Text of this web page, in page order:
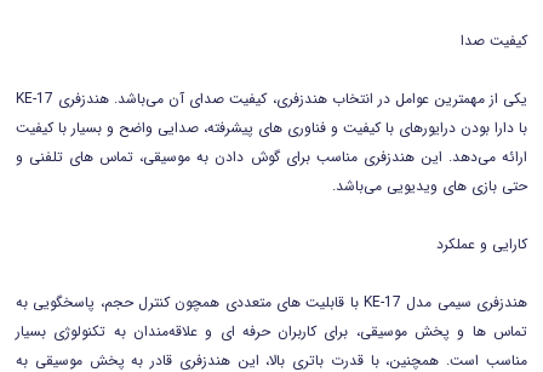
کیفیت صدا
یکی از مهمترین عوامل در انتخاب هندزفری، کیفیت صدای آن می‌باشد. هندزفری KE-17
با دارا بودن درایورهای با کیفیت و فناوری های پیشرفته، صدایی واضح و بسیار با کیفیت
ارائه می‌دهد. این هندزفری مناسب برای گوش دادن به موسیقی، تماس های تلفنی و
حتی بازی های ویدیویی می‌باشد.
کارایی و عملکرد
هندزفری سیمی مدل KE-17 با قابلیت های متعددی همچون کنترل حجم، پاسخگویی به
تماس ها و پخش موسیقی، برای کاربران حرفه ای و علاقه‌مندان به تکنولوژی بسیار
مناسب است. همچنین، با قدرت باتری بالا، این هندزفری قادر به پخش موسیقی به